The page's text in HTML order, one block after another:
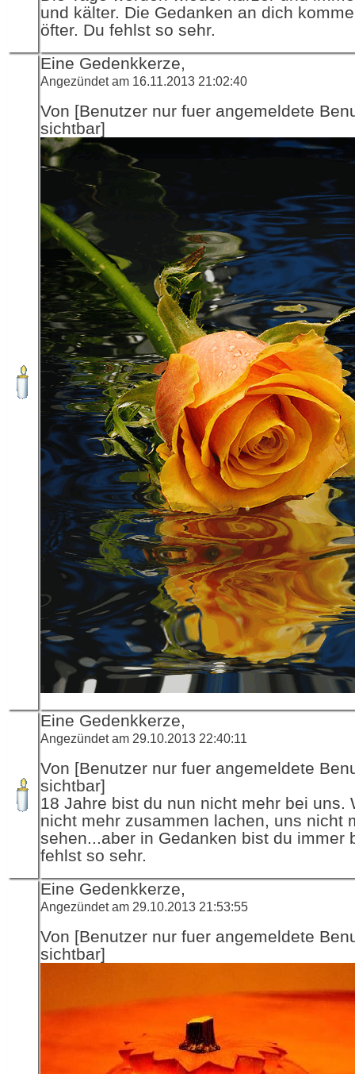
und kälter. Die Gedanken an dich
öfter. Du fehlst so sehr.
Eine Gedenkkerze,
Angezündet am 16.11.2013 21:02:40
Von [Benutzer nur fuer angemeldete
sichtbar]
Eine Gedenkkerze,
Angezündet am 29.10.2013 22:40:11
Von [Benutzer nur fuer angemeldete
sichtbar]
18 Jahre bist du nun nicht mehr bei uns.
nicht mehr zusammen lachen, uns nicht
sehen...aber in Gedanken bist du immer
fehlst so sehr.
Eine Gedenkkerze,
Angezündet am 29.10.2013 21:53:55
Von [Benutzer nur fuer angemeldete
sichtbar]